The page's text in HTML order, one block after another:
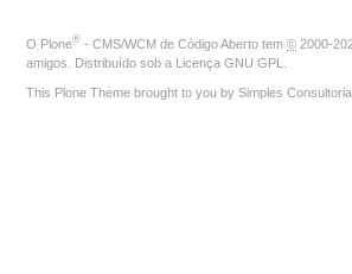
O Plone® - CMS/WCM de Código Aberto tem © 2000-
amigos. Distribuído sob a Licença GNU GPL
This Plone Theme brought to you by Simples Consultoria